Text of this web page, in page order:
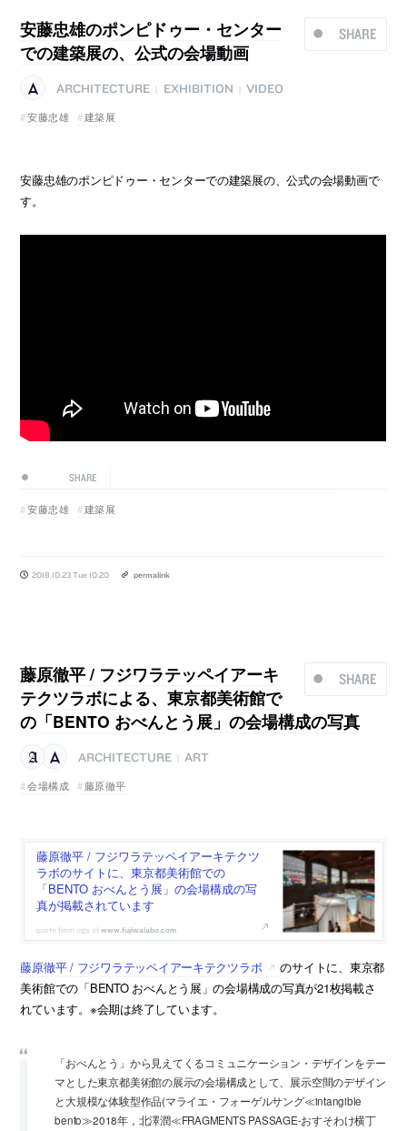
SHARE
安藤忠雄のポンピドゥー・センター
での建築展の、公式の会場動画
ARCHITECTURE EXHIBITION
VIDEO
安藤忠雄
建築展
安藤忠雄のポンピドゥー・センターでの建築展の、公式の会場動画で
す。
SHARE
安藤忠雄 建築展
2018.10.23 Tue 10:20 permalink
SHARE
藤原徹平 / フジワラテッペイアーキ
テクツラボによる、東京都美術館で
の「BENTO おべんとう展」の会場構成の写真
ARCHITECTURE
ART
会場構成
藤原徹平
藤原徹平 / フジワラテッペイアーキテクツ
ラボのサイトに、東京都美術館での
「BENTO おべんとう展」の会場構成の写
真が掲載されています
www.fujiwalabo.com
藤原徹平 / フジワラテッペイアーキテクツラボ
のサイトに、東京都
美術館での「BENTO おべんとう展」の会場構成の写真が21枚掲載さ
れています。※会期は終了しています。
「おべんとう」から見えてくるコミュニケーション・デザインをテー
マとした東京都美術館の展示の会場構成として、展示空間のデザイン
と大規模な体験型作品(マライエ・フォーゲルサング≪intangible
bento≫2018年，北澤潤≪FRAGMENTS PASSAGE-おすそわけ横丁